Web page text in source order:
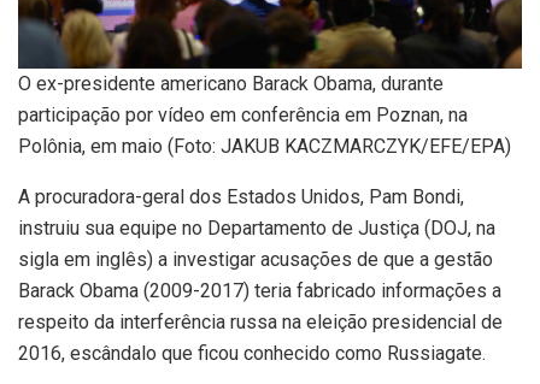
O ex-presidente americano Barack Obama, durante
participação por vídeo em conferência em Poznan, na
Polônia, em maio (Foto: JAKUB KACZMARCZYK/EFE/EPA)
A procuradora-geral dos Estados Unidos, Pam Bondi,
instruiu sua equipe no Departamento de Justiça (DOJ, na
sigla em inglês) a investigar acusações de que a gestão
Barack Obama (2009-2017) teria fabricado informações a
respeito da interferência russa na eleição presidencial de
2016, escândalo que ficou conhecido como Russiagate.